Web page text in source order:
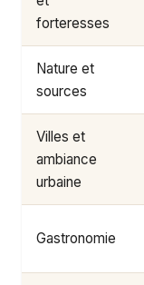
forteresses
Nature et
sources
Villes et
ambiance
urbaine
Gastronomie